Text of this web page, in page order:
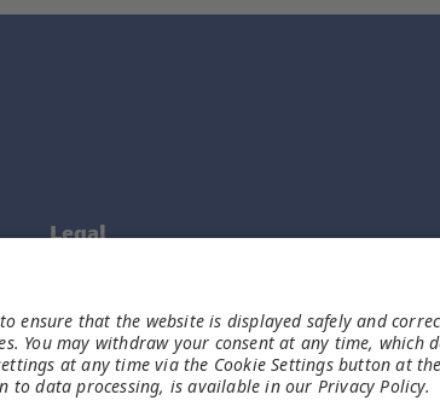
Legal
Disclaimer
Participation conditions